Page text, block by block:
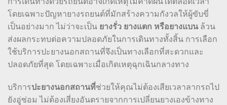
โดยเฉพาะปัญหายางรถยนต์ที่มักสร้างความกังวลให้ผู้ขับขี่
เป็นอย่างมาก ไม่ว่าจะเป็น ยางรั่ว ยางแตก หรือยางแบน ล้วน
ส่งผลกระทบต่อความปลอดภัยในการเดินทางทั้งสิ้น การเลือก
ใช้บริการปะยางนอกสถานที่จึงเป็นทางเลือกที่สะดวกและ
ปลอดภัยที่สุด โดยเฉพาะเมื่อเกิดเหตุฉุกเฉินกลางทาง
บริการปะยางนอกสถานที่ช่วยให้คุณไม่ต้องเสียเวลาลากรถไป
ยังอู่ซ่อม ไม่ต้องเสี่ยงอันตรายจากการเปลี่ยนยางเองข้างทาง